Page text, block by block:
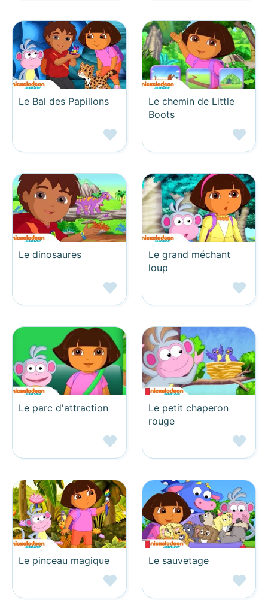
Le Bal des Papillons
Le chemin de Little
Boots
Le dinosaures
Le grand méchant
loup
Le parc d'attraction
Le petit chaperon
rouge
Le pinceau magique Le sauvetage